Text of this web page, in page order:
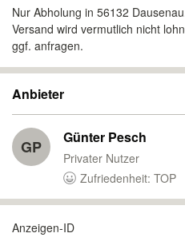
Nur Abholung in 56132
Versand wird vermutlich nicht
ggf. anfragen.
Anbieter
GP Günter Pesch
Privater Nutzer
Zufriedenheit: TOP
Anzeigen-ID